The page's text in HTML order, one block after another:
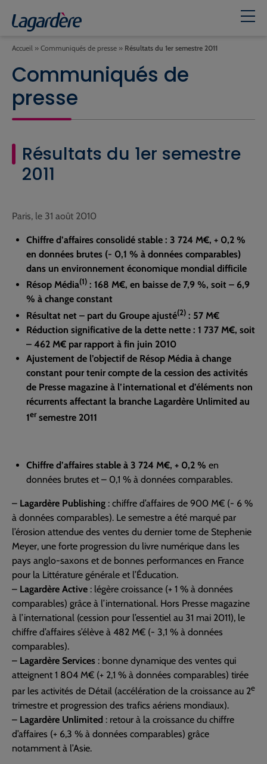
Accueil » Communiqués de presse » Résultats du 1er semestre 2011
Communiqués de
presse
Résultats du 1er semestre
2011
Paris, le 31 août 2010
Chiffre d’affaires consolidé stable : 3 724 M€, + 0,2 %
en données brutes (- 0,1 % à données comparables)
dans un environnement économique mondial difficile
Résop Média(1) : 168 M€, en baisse de 7,9 %, soit – 6,9
% à change constant
Résultat net – part du Groupe ajusté(2) : 57 M€
Réduction significative de la dette nette : 1 737 M€, soit
– 462 M€ par rapport à fin juin 2010
Ajustement de l’objectif de Résop Média à change
constant pour tenir compte de la cession des activités
de Presse magazine à l’international et d’éléments non
récurrents affectant la branche Lagardère Unlimited au
1ersemestre 2011
Chiffre d’affaires stable à 3 724 M€, + 0,2 % en
données brutes et – 0,1 % à données comparables.
– Lagardère Publishing : chiffre d’affaires de 900 M€ (- 6 %
à données comparables). Le semestre a été marqué par
l’érosion attendue des ventes du dernier tome de Stephenie
Meyer, une forte progression du livre numérique dans les
pays anglo-saxons et de bonnes performances en France
pour la Littérature générale et l’Éducation.
– Lagardère Active : légère croissance (+ 1 % à données
comparables) grâce à l’international. Hors Presse magazine
à l’international (cession pour l’essentiel au 31 mai 2011), le
chiffre d’affaires s’élève à 482 M€ (- 3,1 % à données
comparables).
– Lagardère Services : bonne dynamique des ventes qui
atteignent 1 804 M€ (+ 2,1 % à données comparables) tirée
par les activités de Détail (accélération de la croissance au 2e
trimestre et progression des trafics aériens mondiaux).
– Lagardère Unlimited : retour à la croissance du chiffre
d’affaires (+ 6,3 % à données comparables) grâce
notamment à l’Asie.